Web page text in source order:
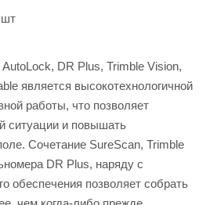
шт
DR Plus, Trimble Vision,
является высокотехнологичной
работы, что позволяет
ситуации и повышать
Сочетание SureScan, Trimble
DR Plus, наряду с
обеспечения позволяет собрать